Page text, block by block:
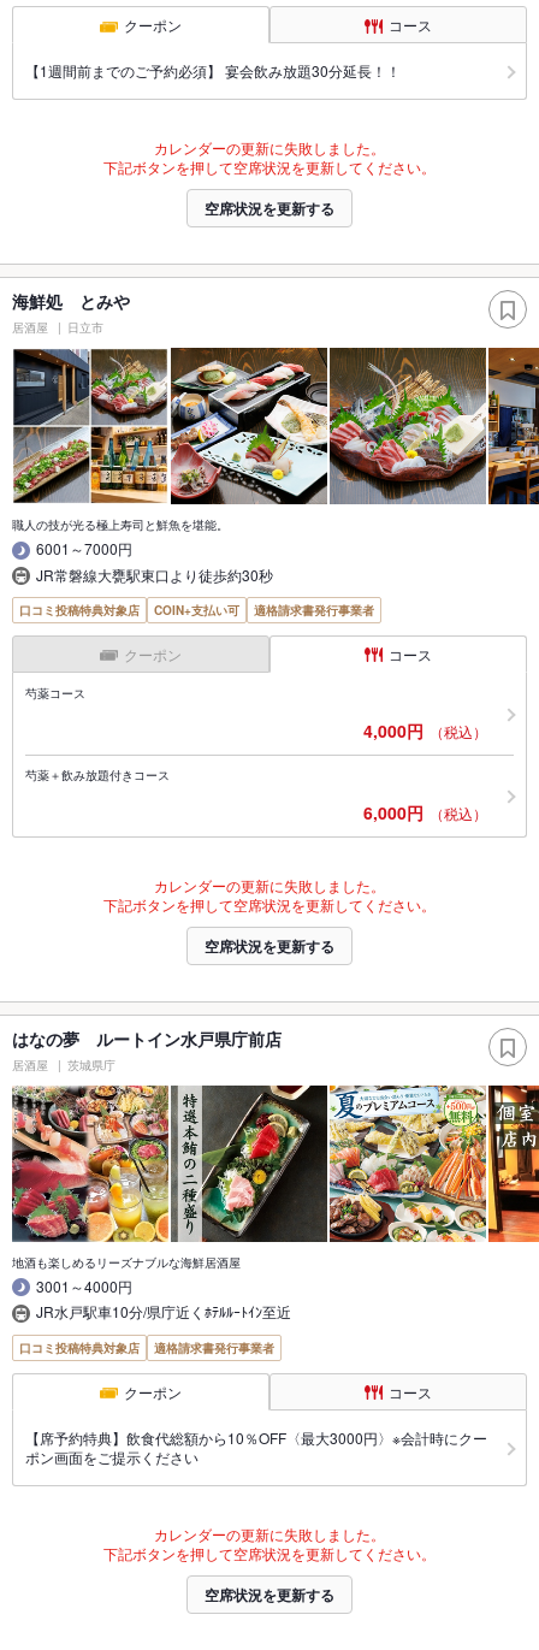
クーポン コース
【1週間前までのご予約必須】 宴会飲み放題30分延長！！
カレンダーの更新に失敗しました。
下記ボタンを押して空席状況を更新してください。
空席状況を更新する
海鮮処 とみや
居酒屋 日立市
職人の技が光る極上寿司と鮮魚を堪能。
6001～7000円
JR常磐線大甕駅東口より徒歩約30秒
口コミ投稿特典対象店 COIN+支払い可 適格請求書発行事業者
クーポン コース
芍薬コース
4,000円 （税込）
芍薬＋飲み放題付きコース
6,000円 （税込）
カレンダーの更新に失敗しました。
下記ボタンを押して空席状況を更新してください。
空席状況を更新する
はなの夢 ルートイン水戸県庁前店
居酒屋 茨城県庁
地酒も楽しめるリーズナブルな海鮮居酒屋
3001～4000円
JR水戸駅車10分/県庁近くﾎﾃﾙﾙｰﾄｲﾝ至近
口コミ投稿特典対象店 適格請求書発行事業者
クーポン コース
【席予約特典】飲食代総額から10％OFF〈最大3000円〉※会計時にクー
ポン画面をご提示ください
カレンダーの更新に失敗しました。
下記ボタンを押して空席状況を更新してください。
空席状況を更新する